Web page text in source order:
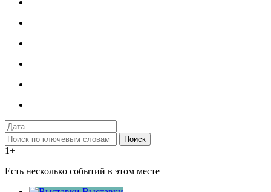
Поиск
1+
Есть несколько событий в этом месте